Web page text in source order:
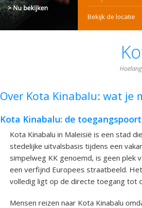
Bekijk de locatie
Over Kota Kinabalu: wat je
Kota Kinabalu: de
Kota Kinabalu in Maleisië is een stad
stedelijke uitvalsbasis tijdens een
simpelweg KK genoemd, is geen plek
een verfijnd Europees straatbeeld.
volledig ligt op de directe toegang tot
Mensen reizen naar Kota Kinabalu